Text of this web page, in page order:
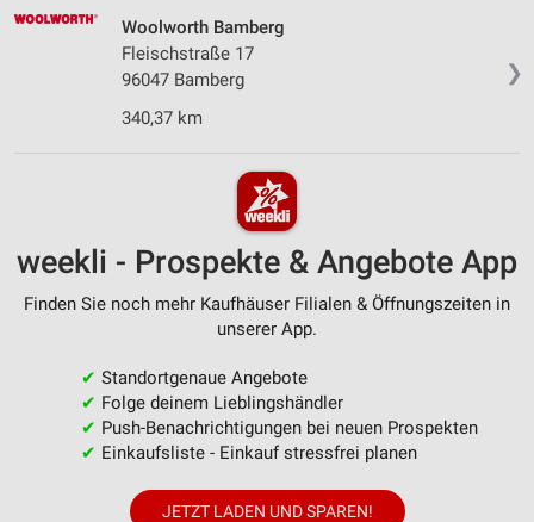
❯
Woolworth Bamberg
Fleischstraße 17
96047 Bamberg
340,37 km
weekli - Prospekte & Angebote App
Finden Sie noch mehr Kaufhäuser Filialen & Öffnungszeiten in
unserer App.
✔ Standortgenaue Angebote
✔ Folge deinem Lieblingshändler
✔ Push-Benachrichtigungen bei neuen Prospekten
✔ Einkaufsliste - Einkauf stressfrei planen
JETZT LADEN UND SPAREN!